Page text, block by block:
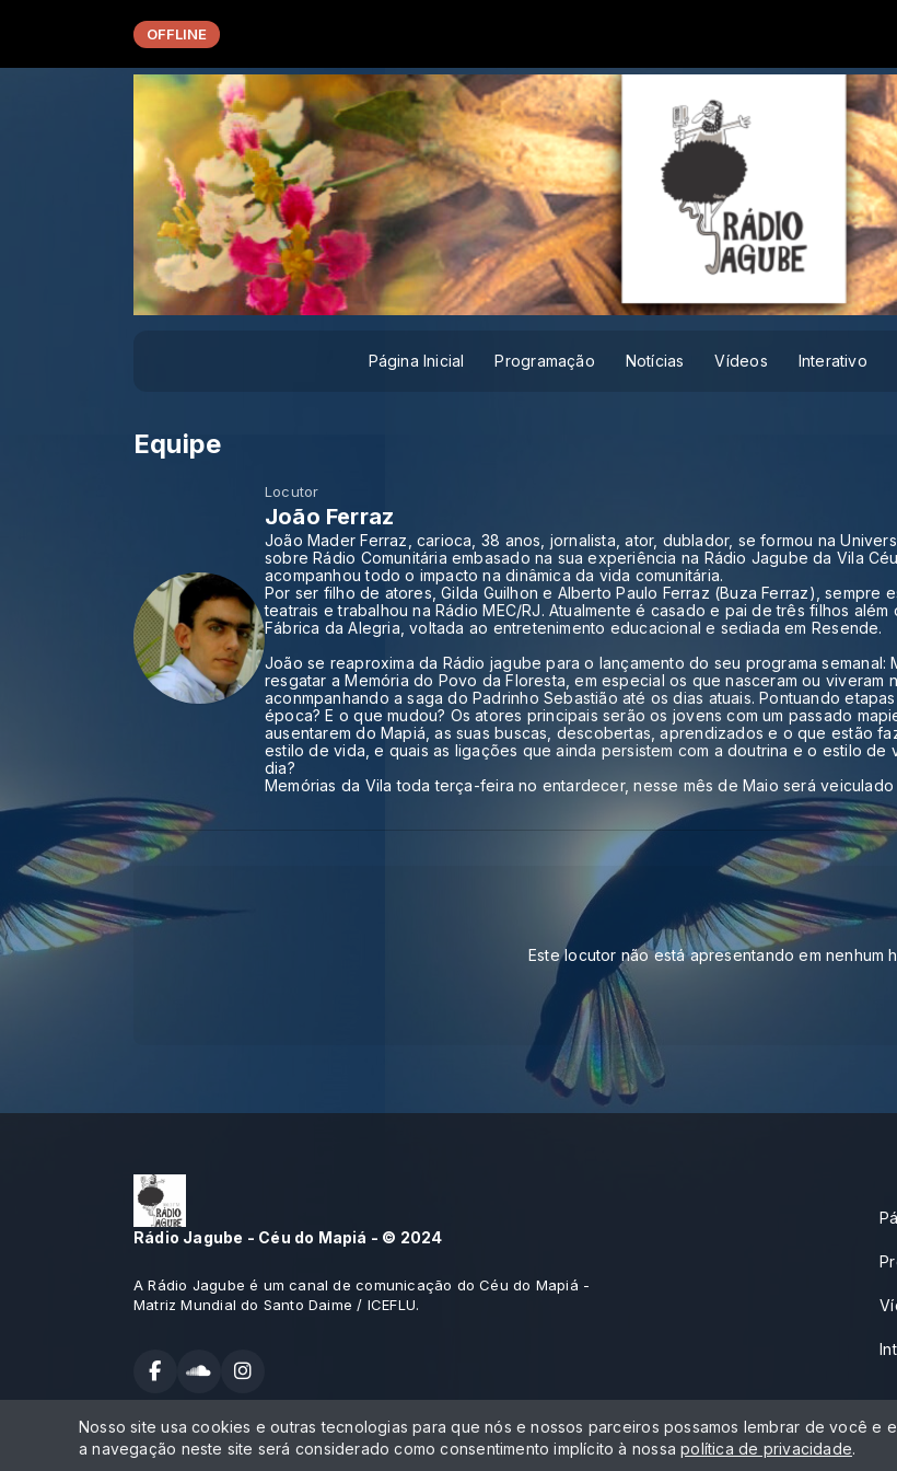
OFFLINE
Página Inicial Programação Notícias Vídeos Interativo
Equipe
Locutor
João Ferraz
João Mader Ferraz, carioca, 38 anos, jornalista, ator, dublador, se formou na
sobre Rádio Comunitária embasado na sua experiência na Rádio Jagube da Vila
acompanhou todo o impacto na dinâmica da vida comunitária.
Por ser filho de atores, Gilda Guilhon e Alberto Paulo Ferraz (Buza Ferraz), sempre
teatrais e trabalhou na Rádio MEC/RJ. Atualmente é casado e pai de três filhos
Fábrica da Alegria, voltada ao entretenimento educacional e sediada em Resende.
João se reaproxima da Rádio jagube para o lançamento do seu programa
resgatar a Memória do Povo da Floresta, em especial os que nasceram ou viveram
aconmpanhando a saga do Padrinho Sebastião até os dias atuais. Pontuando
época? E o que mudou? Os atores principais serão os jovens com um passado
ausentarem do Mapiá, as suas buscas, descobertas, aprendizados e o que estão
estilo de vida, e quais as ligações que ainda persistem com a doutrina e o estilo de
dia?
Memórias da Vila toda terça-feira no entardecer, nesse mês de Maio será
Este locutor não está apresentando em nenhum
Rádio Jagube - Céu do Mapiá - © 2024
A Rádio Jagube é um canal de comunicação do Céu do Mapiá -
Matriz Mundial do Santo Daime / ICEFLU.
Todos os direitos reservados.
Nosso site usa cookies e outras tecnologias para que nós e nossos parceiros possamos lembrar de você e
a navegação neste site será considerado como consentimento implícito à nossapolítica de privacidade.